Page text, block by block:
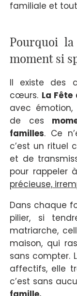
familiale et
Pourquoi
moment si
Il existe des
cœurs. La Fête
avec
de ces
familles. Ce
c’est un rituel
et de
pour rappeler
précieuse,
Dans chaque
pilier, si
matriarche,
maison, qui
sans compter.
affectifs, elle
c’est sans